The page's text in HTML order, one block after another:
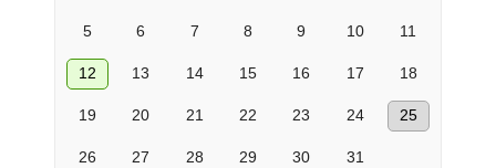
5 6 7 8 9 10 11
12 13 14 15 16 17 18
19 20 21 22 23 24 25
26 27 28 29 30 31